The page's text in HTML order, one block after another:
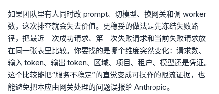
如果团队里有人同时改 prompt、切模型、换网关和调 worker
数，这次排查就会失去价值。更稳妥的做法是先冻结失败路
径，把最近一次成功请求、第一次失败请求和当前失败请求放
在同一张表里比较。你要找的是哪个维度突然变化：请求数、
输入 token、输出 token、区域、项目、租户、模型还是凭证。
这个比较能把“服务不稳定”的直觉变成可操作的限流证据，也
能避免把本应由网关处理的问题误报给 Anthropic。